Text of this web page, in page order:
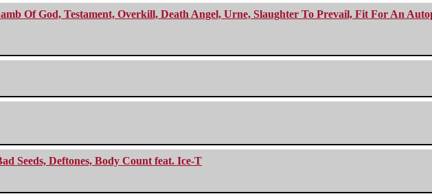
Of God, Testament, Overkill, Death Angel, Urne, Slaughter To Prevail, Fit For An
Seeds, Deftones, Body Count feat. Ice-T